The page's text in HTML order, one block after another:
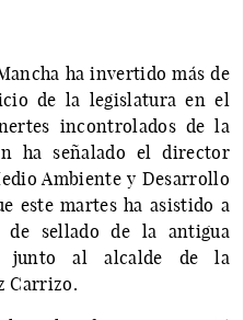
ha invertido más de
de la legislatura en el
incontrolados de la
ha señalado el director
Ambiente y Desarrollo
este martes ha asistido a
sellado de la antigua
junto al alcalde de la
Carrizo.